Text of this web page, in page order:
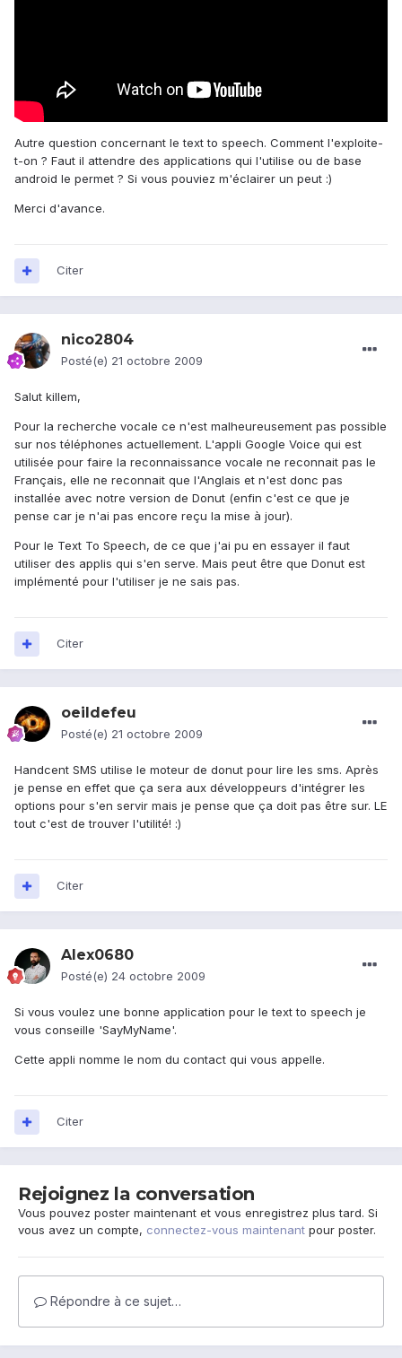
Autre question concernant le text to speech. Comment l'exploite-
t-on ? Faut il attendre des applications qui l'utilise ou de base
android le permet ? Si vous pouviez m'éclairer un peut :)
Merci d'avance.
Citer
nico2804
Posté(e) 21 octobre 2009
Salut killem,
Pour la recherche vocale ce n'est malheureusement pas possible
sur nos téléphones actuellement. L'appli Google Voice qui est
utilisée pour faire la reconnaissance vocale ne reconnait pas le
Français, elle ne reconnait que l'Anglais et n'est donc pas
installée avec notre version de Donut (enfin c'est ce que je
pense car je n'ai pas encore reçu la mise à jour).
Pour le Text To Speech, de ce que j'ai pu en essayer il faut
utiliser des applis qui s'en serve. Mais peut être que Donut est
implémenté pour l'utiliser je ne sais pas.
Citer
oeildefeu
Posté(e) 21 octobre 2009
Handcent SMS utilise le moteur de donut pour lire les sms. Après
je pense en effet que ça sera aux développeurs d'intégrer les
options pour s'en servir mais je pense que ça doit pas être sur. LE
tout c'est de trouver l'utilité! :)
Citer
Alex0680
Posté(e) 24 octobre 2009
Si vous voulez une bonne application pour le text to speech je
vous conseille 'SayMyName'.
Cette appli nomme le nom du contact qui vous appelle.
Citer
Rejoignez la conversation
Vous pouvez poster maintenant et vous enregistrez plus tard. Si
vous avez un compte, connectez-vous maintenant pour poster.
Répondre à ce sujet…